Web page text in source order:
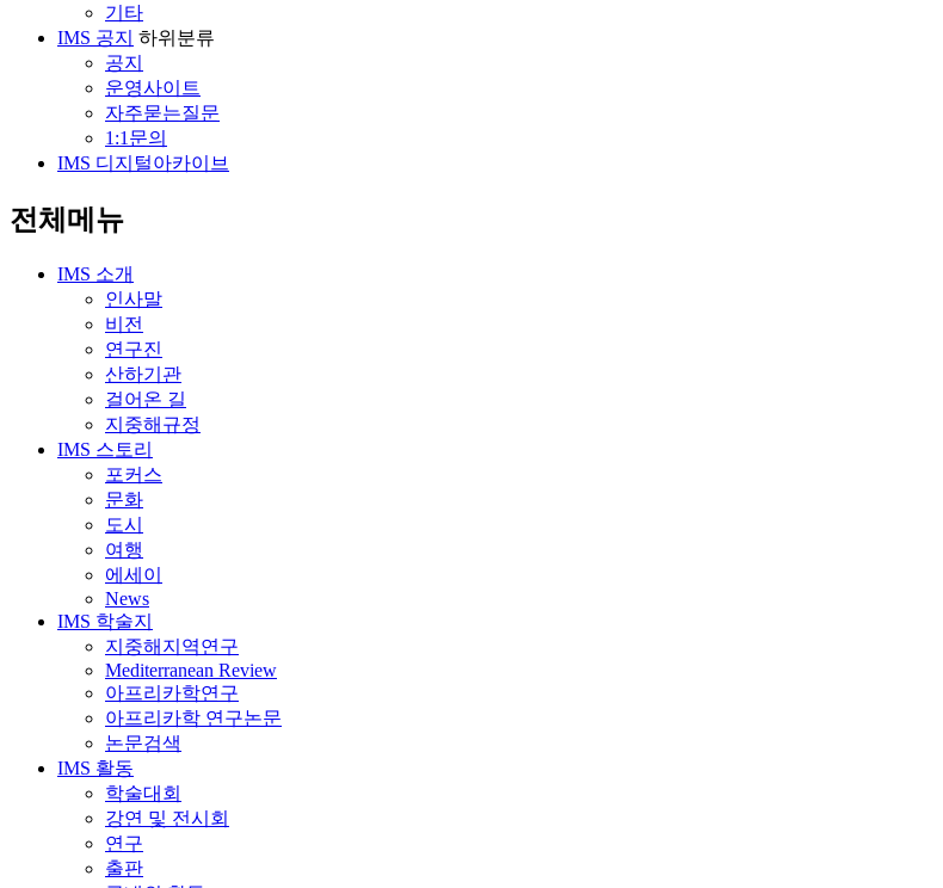
기타
IMS 공지 하위분류
공지
운영사이트
자주묻는질문
1:1문의
IMS 디지털아카이브
전체메뉴
IMS 소개
인사말
비전
연구진
산하기관
걸어온 길
지중해규정
IMS 스토리
포커스
문화
도시
여행
에세이
News
IMS 학술지
지중해지역연구
Mediterranean Review
아프리카학연구
아프리카학 연구논문
논문검색
IMS 활동
학술대회
강연 및 전시회
연구
출판